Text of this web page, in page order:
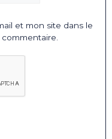
et mon site dans le